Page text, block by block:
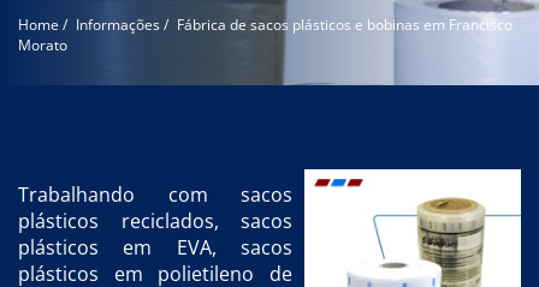
Home / Informações/ Fábrica de sacos plásticos e bobinas em Francisco
Morato
Trabalhando com sacos
plásticos reciclados, sacos
plásticos em EVA, sacos
plásticos em polietileno de